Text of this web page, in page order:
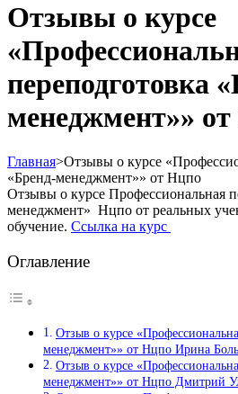
Отзывы о курсе
переподготовка
менеджмент»»
Главная>Отзывы о курсе
«Бренд-менеджмент»» от Нцпо
Отзывы о курсе Профессиональная
менеджмент» Нцпо от реальных
обучение. Ссылка на курс
Оглавление
Отзыв о курсе
менеджмент»» от Нцпо Ирина
Отзыв о курсе
менеджмент»» от Нцпо Дмитрий